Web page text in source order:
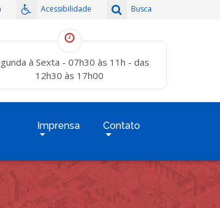
Busca
Acessibilidade
à Sexta - 07h30 às 11h - das
12h30 às 17h00
Imprensa Contato